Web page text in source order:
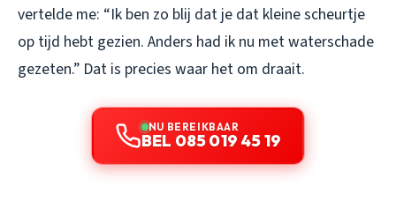
vertelde me: “Ik ben zo blij dat je dat kleine scheurtje
op tijd hebt gezien. Anders had ik nu met waterschade
gezeten.” Dat is precies waar het om draait.
NU BEREIKBAAR
BEL 085 019 45 19